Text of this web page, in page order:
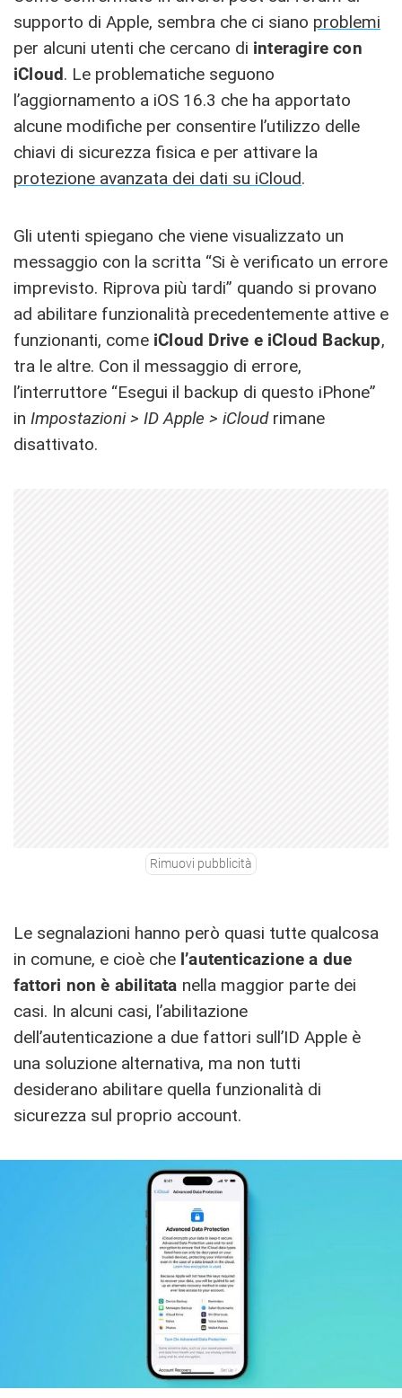
supporto di Apple, sembra che ci siano problemi
per alcuni utenti che cercano di interagire con
iCloud. Le problematiche seguono
l’aggiornamento a iOS 16.3 che ha apportato
alcune modifiche per consentire l’utilizzo delle
chiavi di sicurezza fisica e per attivare la
protezione avanzata dei dati su iCloud.
Gli utenti spiegano che viene visualizzato un
messaggio con la scritta “Si è verificato un errore
imprevisto. Riprova più tardi” quando si provano
ad abilitare funzionalità precedentemente attive e
funzionanti, come iCloud Drive e iCloud Backup,
tra le altre. Con il messaggio di errore,
l’interruttore “Esegui il backup di questo iPhone”
in Impostazioni > ID Apple > ‌iCloud‌ rimane
disattivato.
Rimuovi pubblicità
Le segnalazioni hanno però quasi tutte qualcosa
in comune, e cioè che l’autenticazione a due
fattori non è abilitata nella maggior parte dei
casi. In alcuni casi, l’abilitazione
dell’autenticazione a due fattori sull’ID Apple è
una soluzione alternativa, ma non tutti
desiderano abilitare quella funzionalità di
sicurezza sul proprio account.